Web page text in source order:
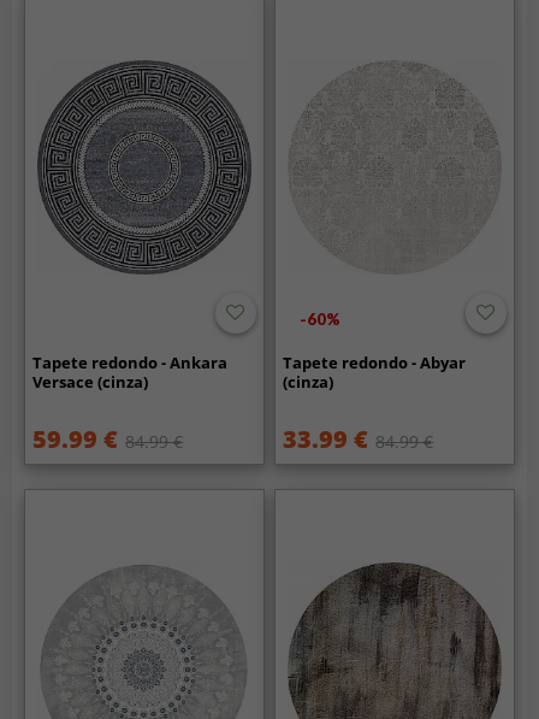
Tapete redondo - Ankara
Versace (cinza)
59.99 € 84.99 €
-60%
Tapete redondo - Abyar
(cinza)
33.99 € 84.99 €